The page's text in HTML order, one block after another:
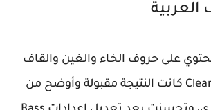
العربية
على حروف الخاء والغين والقاف
والضاد. مع Clean Mic كانت النتيجة مقبولة وأوضح من